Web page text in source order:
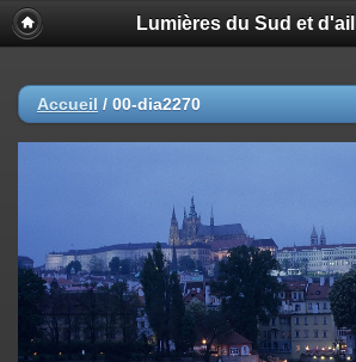
Lumières du Sud et
Accueil / 00-dia2270